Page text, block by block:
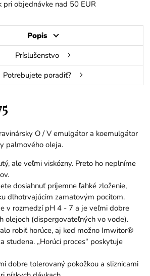
pri objednávke nad 50 EUR
Popis
Príslušenstvo
Potrebujete poradiť?
O / V emulgátor a koemulgátor
palmového oleja.
ale veľmi viskózny. Preto ho neplníme
dosiahnuť príjemne ľahké zloženie,
dlhotrvajúcim zamatovým pocitom.
v rozmedzí pH 4 - 7 a je veľmi dobre
olejoch (dispergovateľných vo vode).
robiť horúce, aj keď možno Imwitor®
studena. „Horúci proces“ poskytuje
dobre tolerovaný pokožkou a sliznicami